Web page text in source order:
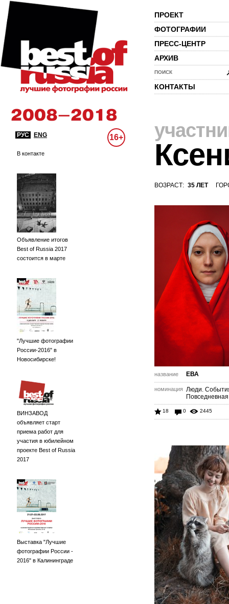
ПРОЕКТ
ФОТОГРАФИИ
ПРЕСС-ЦЕНТР
АРХИВ
ПОИСК
КОНТАКТЫ
РУС ENG 16+
В контакте
Объявление итогов
Best of Russia 2017
состоится в марте
"Лучшие фотографии
России-2016" в
Новосибирске!
ВИНЗАВОД
объявляет старт
приема работ для
участия в юбилейном
проекте Best of Russia
2017
Выставка "Лучшие
фотографии России -
2016" в Калининграде
ВОЗРАСТ: 35 ЛЕТ
название ЕВА
номинация Люди.
18 0 2445